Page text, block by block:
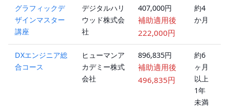
グラフィックデ
ザインマスター
講座
デジタルハリ
ウッド株式会
社
407,000円
補助適用後
222,000円
約4
か月
DXエンジニア総
合コース
ヒューマンア
カデミー株式
会社
896,835円
補助適用後
496,835円
約6
ヶ月
以上
1年
未満